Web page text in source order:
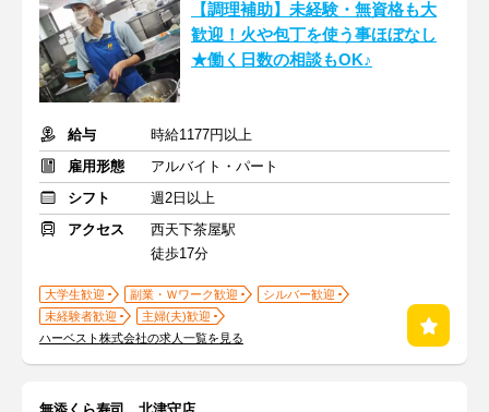
【調理補助】未経験・無資格も大
歓迎！火や包丁を使う事ほぼなし
★働く日数の相談もOK♪
給与
時給1177円以上
雇用形態
アルバイト・パート
シフト
週2日以上
アクセス
西天下茶屋駅
徒歩17分
大学生歓迎 副業・Ｗワーク歓迎
シルバー歓迎
未経験者歓迎
主婦(夫)歓迎
ハーベスト株式会社の求人一覧を見る